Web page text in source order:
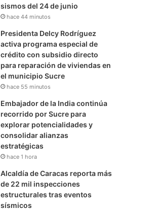
sismos del 24 de junio
hace 44 minutos
Presidenta Delcy Rodríguez
activa programa especial de
crédito con subsidio directo
para reparación de viviendas en
el municipio Sucre
hace 55 minutos
Embajador de la India continúa
recorrido por Sucre para
explorar potencialidades y
consolidar alianzas
estratégicas
hace 1 hora
Alcaldía de Caracas reporta más
de 22 mil inspecciones
estructurales tras eventos
sísmicos